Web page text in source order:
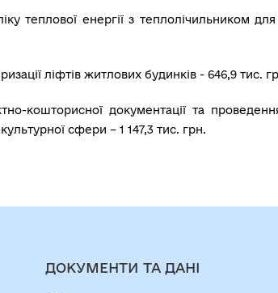
теплової енергії з теплолічильником
ліфтів житлових будинків - 646,9 тис.
кошторисної документації та
сфери – 1 147,3 тис. грн.
ДОКУМЕНТИ ТА ДАНІ